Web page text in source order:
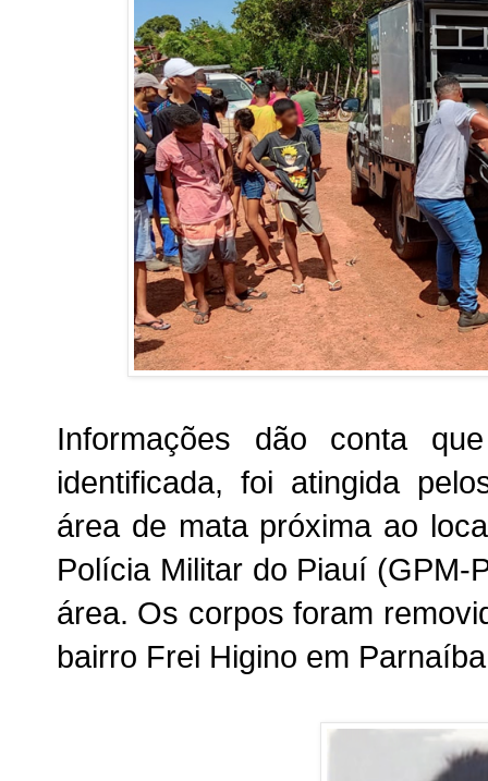
Informações dão conta
identificada, foi atingida
área de mata próxima ao
Polícia Militar do Piauí
área. Os corpos foram
bairro Frei Higino em